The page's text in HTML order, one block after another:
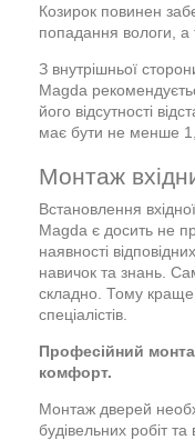
Козирок повинен
попадання вологи, а
З внутрішньої
Magda
його відсутності
має бути не менше
Монтаж
Встановлення
Magda є досить не
наявності
навичок та знань.
складно. Тому
спеціалістів.
Професійний
комфорт.
Монтаж дверей
будівельних робіт